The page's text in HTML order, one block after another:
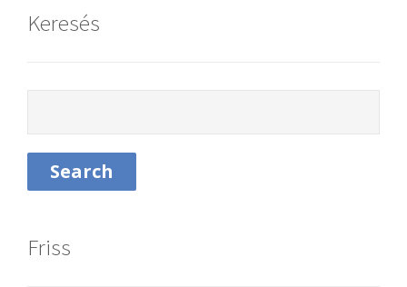
Keresés
Friss